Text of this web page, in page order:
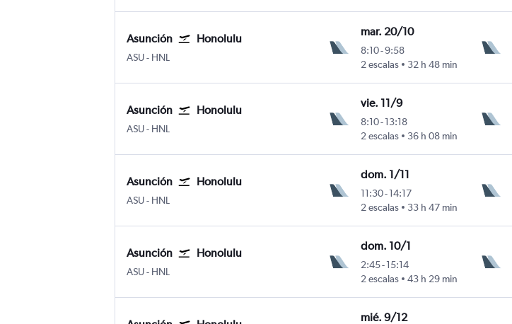
Asunción Honolulu
ASUAsunción Silvio Pettirossi
- HNL Honolulu Internacional Daniel K. Inouye
mar. 20/10
8:10-9:58
2 escalas
32 h 48 min
Asunción Honolulu
ASUAsunción Silvio Pettirossi
- HNL Honolulu Internacional Daniel K. Inouye
vie. 11/9
8:10-13:18
2 escalas
36 h 08 min
Asunción Honolulu
ASUAsunción Silvio Pettirossi
- HNL Honolulu Internacional Daniel K. Inouye
dom. 1/11
11:30-14:17
2 escalas
33 h 47 min
Asunción Honolulu
ASUAsunción Silvio Pettirossi
- HNL Honolulu Internacional Daniel K. Inouye
dom. 10/1
2:45-15:14
2 escalas
43 h 29 min
mié. 9/12